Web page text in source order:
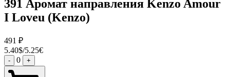
391 Аромат направления Kenzo Amour
I Loveu (Kenzo)
491 ₽
5.40$/5.25€
- 0 +